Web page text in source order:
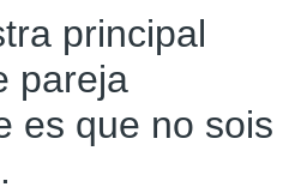
principal
pareja
es que no sois